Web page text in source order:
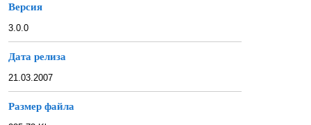
Версия
3.0.0
Дата релиза
21.03.2007
Размер файла